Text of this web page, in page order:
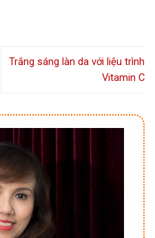
Trắng sáng làn da với liệu trình
Vitamin C